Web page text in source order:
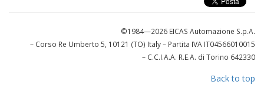
©1984—2026 EICAS Automazione S.p.A.
– Corso Re Umberto 5, 10121 (TO) Italy– Partita IVA IT04566010015
– C.C.I.A.A. R.E.A. di Torino 642330
Back to top